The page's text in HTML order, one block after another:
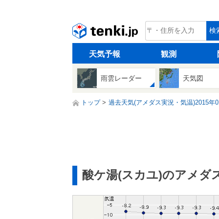
tenki.jp 検
天気予報 観測
雨雲レーダー 天気図
トップ 過去天気(アメダス実況・気温)2015年
酸ケ湯(スカユ)のアメダ